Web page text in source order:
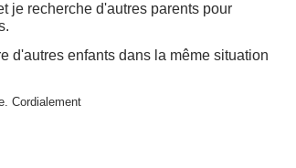
je recherche d'autres parents pour
d'autres enfants dans la même situation
Cordialement